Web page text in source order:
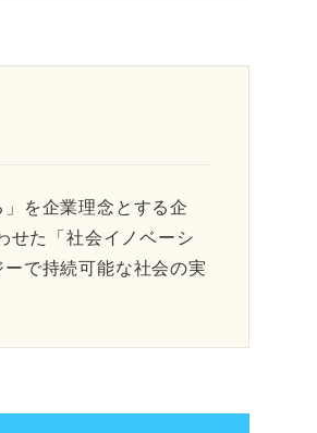
を企業理念とする企
せた「社会イノベーシ
で持続可能な社会の実